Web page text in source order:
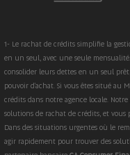
1- Le rachat de crédits simplifie la
en un seul, avec une seule
consolider leurs dettes en un seul
pouvoir d'achat. Si vous êtes situé au
crédits dans notre agence locale.
solutions de rachat de crédits, et vous
Dans des situations urgentes où le
agir rapidement pour trouver des